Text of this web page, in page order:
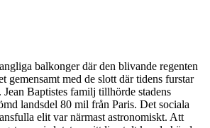
balkonger där den blivande regenten
gemensamt med de slott där tidens furstar
Jean Baptistes familj tillhörde stadens
landsdel 80 mil från Paris. Det sociala
elit var närmast astronomiskt. Att